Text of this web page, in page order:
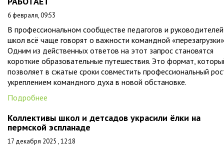
6 февраля, 09:53
В профессиональном сообществе педагогов и руководителей
школ всё чаще говорят о важности командной
Одним из действенных ответов на этот запрос становятся
короткие образовательные путешествия. Это формат,
позволяет в сжатые сроки совместить профессиональный
укреплением командного духа в новой обстановке.
Подробнее
Коллективы школ и детсадов украсили ёлки на
пермской эспланаде
17 декабря 2025 , 12:18